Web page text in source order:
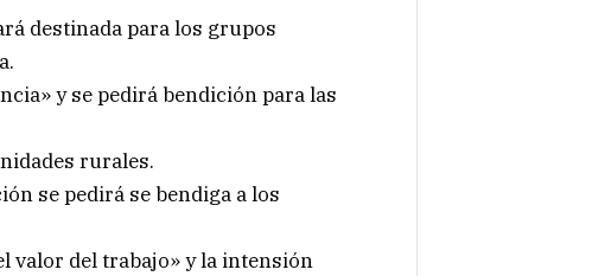
destinada para los grupos
y se pedirá bendición para las
rurales.
se pedirá se bendiga a los
valor del trabajo» y la intensión